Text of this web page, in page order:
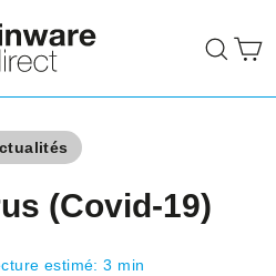
(Covid-19)
estimé: 3 min